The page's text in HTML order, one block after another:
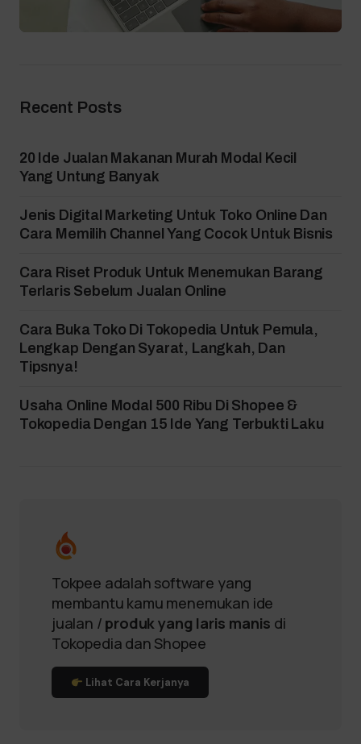
Recent Posts
20 Ide Jualan Makanan Murah Modal Kecil
Yang Untung Banyak
Jenis Digital Marketing Untuk Toko Online Dan
Cara Memilih Channel Yang Cocok Untuk Bisnis
Cara Riset Produk Untuk Menemukan Barang
Terlaris Sebelum Jualan Online
Cara Buka Toko Di Tokopedia Untuk Pemula,
Lengkap Dengan Syarat, Langkah, Dan
Tipsnya!
Usaha Online Modal 500 Ribu Di Shopee &
Tokopedia Dengan 15 Ide Yang Terbukti Laku
Tokpee adalah software yang
membantu kamu menemukan ide
jualan / produk yang laris manis di
Tokopedia dan Shopee
Lihat Cara Kerjanya